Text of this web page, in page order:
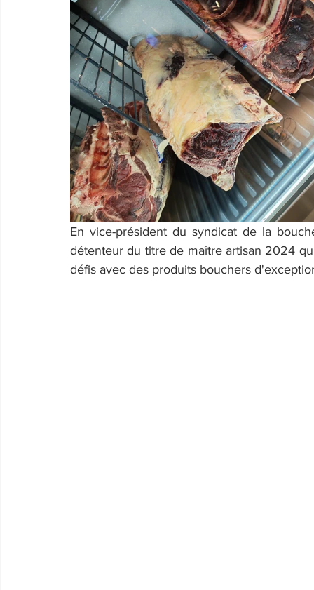
En vice-président du syndicat de la
détenteur du titre de maître artisan 2024
défis avec des produits bouchers